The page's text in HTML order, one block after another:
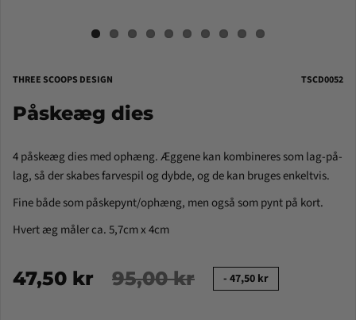
THREE SCOOPS DESIGN TSCD0052
Påskeæg dies
4 påskeæg dies med ophæng. Æggene kan kombineres som lag-på-
lag, så der skabes farvespil og dybde, og de kan bruges enkeltvis.
Fine både som påskepynt/ophæng, men også som pynt på kort.
Hvert æg måler ca. 5,7cm x 4cm
47,50 kr 95,00 kr - 47,50 kr